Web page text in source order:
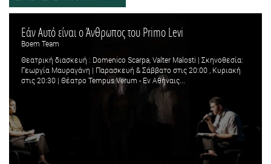
Εάν Αυτό είναι ο Άνθρωπος του Primo Levi
Boem Team
Θεατρική διασκευή : Domenico Scarpa, Valter Malosti | Σκηνοθεσία:
Γεωργία Μαυραγάνη | Παρασκευή & Σάββατο στις 20:00 , Κυριακή
στις 20:30 | Θέατρο Tempus Verum - Εν Αθήναις...